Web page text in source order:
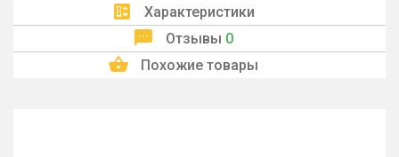
Характеристики
Отзывы 0
Похожие товары